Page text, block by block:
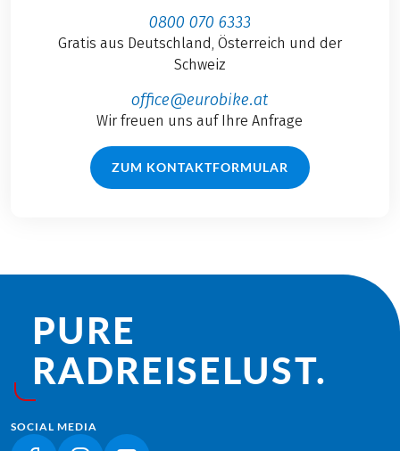
0800 070 6333
Gratis aus Deutschland, Österreich und der
Schweiz
office@eurobike.at
Wir freuen uns auf Ihre Anfrage
ZUM KONTAKTFORMULAR
PURE
RADREISE­LUST.
SOCIAL MEDIA